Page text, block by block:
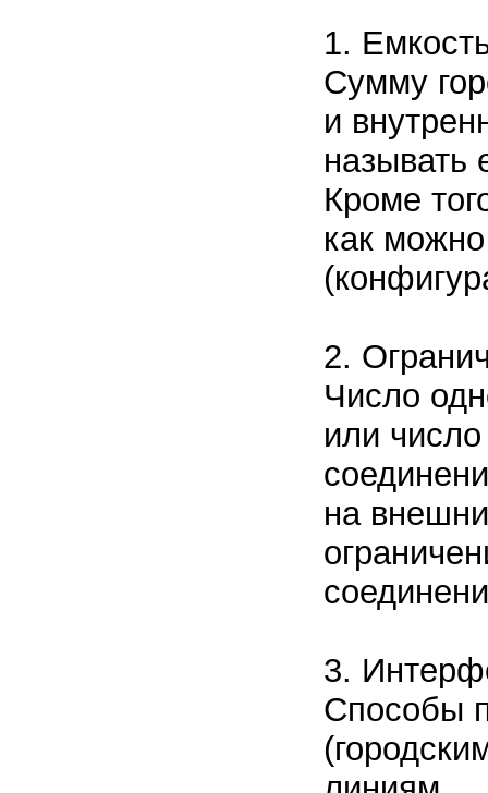
1.
Сумму
и
называть
Кроме
как
2.
Число
или
на
3.
Способы